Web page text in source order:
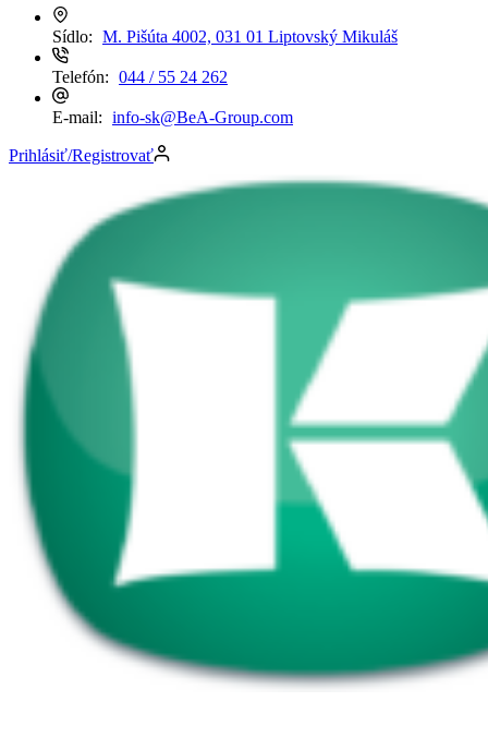
Sídlo: M. Pišúta 4002, 031 01 Liptovský Mikuláš
Telefón: 044 / 55 24 262
E-mail: info-sk@BeA-Group.com
Prihlásiť/Registrovať